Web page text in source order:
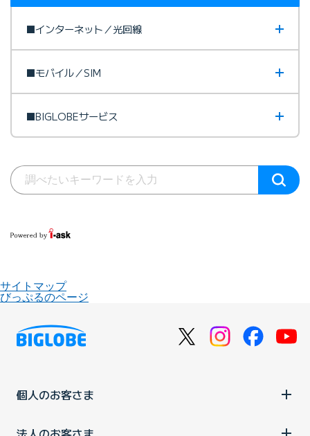
■インターネット／光回線
■モバイル／SIM
■BIGLOBEサービス
サイトマップ
びっぷるのページ
個人のお客さま